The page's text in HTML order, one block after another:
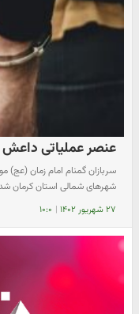
عنصر عملیاتی
سربازان گمنام امام زمان
شهرهای شمالی استان کرمان
۲۷ شهریور ۱۴۰۲ | ۱۰:۰